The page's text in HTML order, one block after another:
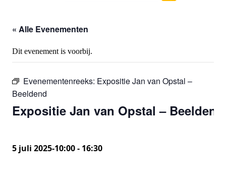
« Alle Evenementen
Dit evenement is voorbij.
Evenementenreeks: Expositie Jan van Opstal –
Beeldend
Expositie Jan van Opstal – Beeldend
5 juli 2025-10:00- 16:30